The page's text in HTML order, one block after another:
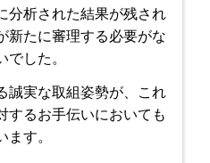
分析された結果が残され
新たに審理する必要がな
でした。
誠実な取組姿勢が、これ
するお手伝いにおいても
す。